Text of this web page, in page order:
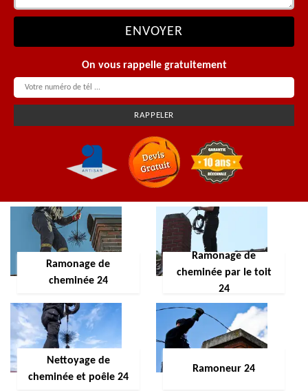
On vous rappelle gratuitement
Ramonage de
cheminée 24
Ramonage de
cheminée par le toit
24
Nettoyage de
cheminée et poêle 24
Ramoneur 24